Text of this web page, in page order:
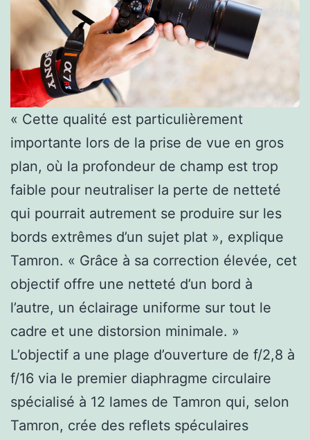
« Cette qualité est particulièrement
importante lors de la prise de vue en gros
plan, où la profondeur de champ est trop
faible pour neutraliser la perte de netteté
qui pourrait autrement se produire sur les
bords extrêmes d’un sujet plat », explique
Tamron. « Grâce à sa correction élevée, cet
objectif offre une netteté d’un bord à
l’autre, un éclairage uniforme sur tout le
cadre et une distorsion minimale. »
L’objectif a une plage d’ouverture de f/2,8 à
f/16 via le premier diaphragme circulaire
spécialisé à 12 lames de Tamron qui, selon
Tamron, crée des reflets spéculaires